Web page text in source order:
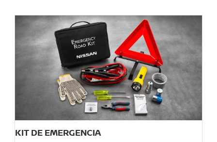
KIT DE EMERGENCIA